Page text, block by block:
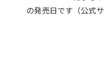
の発売日です（公式